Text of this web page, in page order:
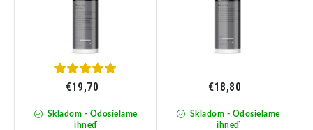
Skladom - Odosielame
ihneď
€19,70
Skladom - Odosielame
ihneď
€18,80